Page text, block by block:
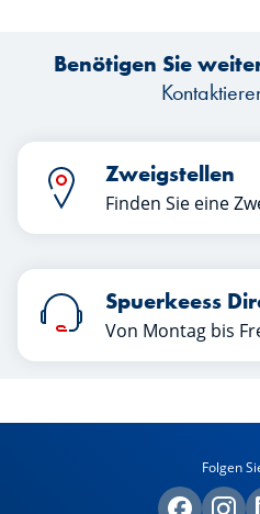
Halbjahr ziehen?
diesem
Benötigen Sie
Zweigstellen
Finden Sie eine
Spuerkeess
Von Montag bis
Folgen